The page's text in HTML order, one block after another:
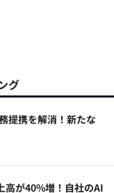
グ
提携を解消！新たな
高が40%増！自社のAI